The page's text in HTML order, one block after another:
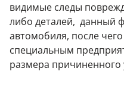
видимые следы
либо деталей, данный
автомобиля, после
специальным
размера